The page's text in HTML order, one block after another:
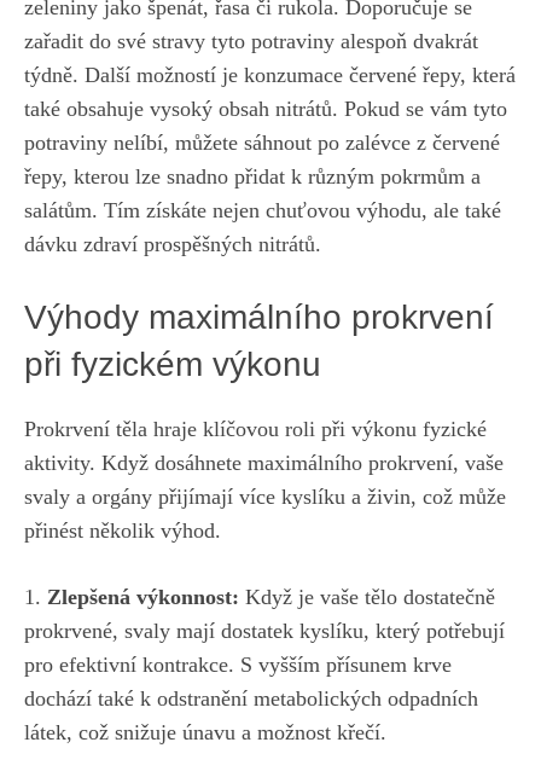
zeleniny ​jako špenát, řasa či rukola.‍ Doporučuje se
zařadit do ⁣své stravy tyto potraviny ‌alespoň dvakrát
týdně. Další možností ⁣je konzumace ⁤červené řepy, ⁤která‍
také obsahuje vysoký obsah ⁣nitrátů. Pokud​ se vám tyto‍
potraviny nelíbí,‌ můžete sáhnout po zalévce z červené
řepy, kterou lze snadno ⁢přidat k různým pokrmům ​a
salátům. Tím‌ získáte‍ nejen chuťovou výhodu, ale také
dávku zdraví prospěšných nitrátů.
Výhody maximálního ‍prokrvení
při ⁤fyzickém výkonu
Prokrvení těla hraje klíčovou roli při ​výkonu fyzické
aktivity. ‍Když⁣ dosáhnete maximálního prokrvení, vaše⁢
svaly a‌ orgány‍ přijímají ‍více kyslíku a živin,‌ což může
přinést několik výhod.
1. Zlepšená výkonnost: Když je vaše⁢ tělo dostatečně
prokrvené,⁢ svaly mají dostatek ⁣kyslíku, který ‌potřebují
pro efektivní‌ kontrakce. S vyšším přísunem krve
dochází také k odstranění metabolických odpadních
látek, což ‍snižuje únavu‍ a možnost křečí.